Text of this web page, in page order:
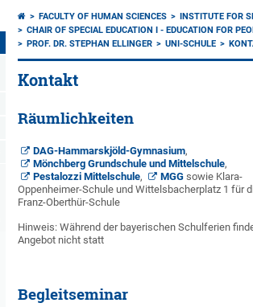
FACULTY OF HUMAN SCIENCES
INSTITUTE FOR
CHAIR OF SPECIAL EDUCATION I - EDUCATION FOR
PROF. DR. STEPHAN ELLINGER
UNI-SCHULE
Kontakt
Räumlichkeiten
DAG-Hammarskjöld-Gymnasium,
Mönchberg Grundschule und Mittelschule,
Pestalozzi Mittelschule, MGGsowie Klara-
Oppenheimer-Schule und Wittelsbacherplatz 1 für
Franz-Oberthür-Schule
Hinweis: Während der bayerischen Schulferien
Angebot nicht statt
Begleitseminar